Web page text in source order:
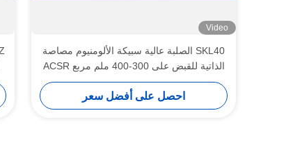
Video
SKL40 الصلبة عالية سبيكة الألومنيوم مصاصة
الذاتية للقبض على 300-400 ملم مربع ACSR
زيبرا موصل مع 40 KN الحمل المسموح به
احصل على أفضل سعر